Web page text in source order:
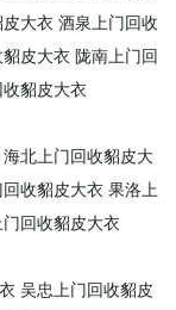
大衣 酒泉上门回收
皮大衣 陇南上门回
貂皮大衣
海北上门回收貂皮大
收貂皮大衣 果洛上
回收貂皮大衣
吴忠上门回收貂皮